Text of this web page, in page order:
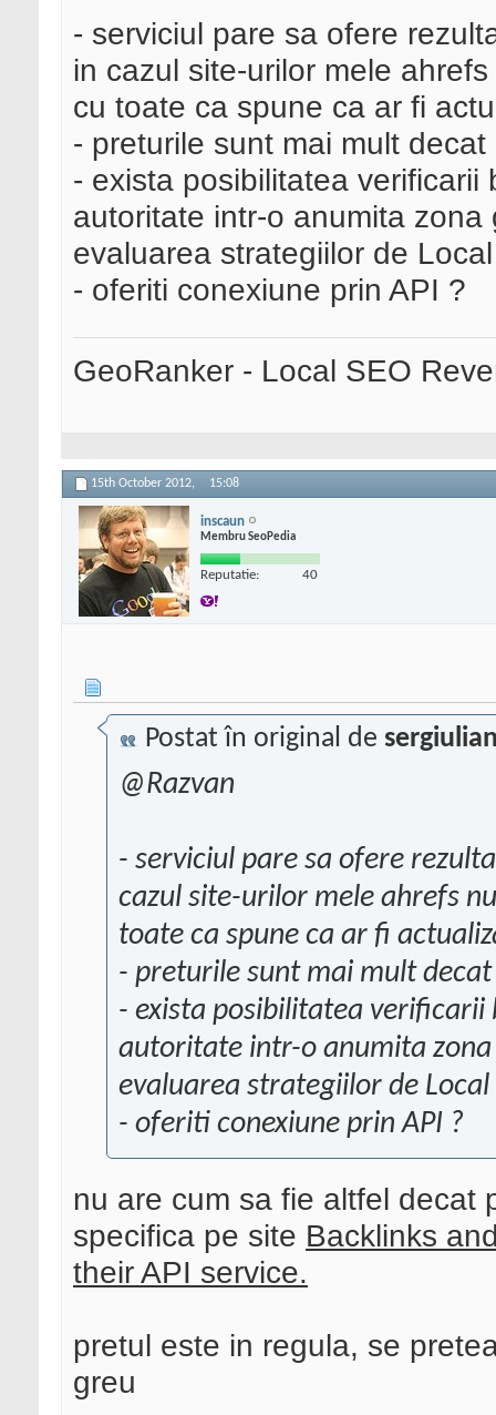
- serviciul pare sa ofere
in cazul site-urilor mele
cu toate ca spune ca ar fi
- preturile sunt mai mult
- exista posibilitatea
autoritate intr-o anumita
evaluarea strategiilor de
- oferiti conexiune prin API ?
GeoRanker - Local SEO
15th October 2012, 15:08
inscaun
Membru SeoPedia
Reputatie: 40
Postat în original de
@Razvan
- serviciul pare sa ofere
cazul site-urilor mele ahrefs
toate ca spune ca ar fi
- preturile sunt mai mult
- exista posibilitatea
autoritate intr-o anumita
evaluarea strategiilor de Local
- oferiti conexiune prin API ?
nu are cum sa fie altfel decat
specifica pe site Backlinks
their API service.
pretul este in regula, se
greu